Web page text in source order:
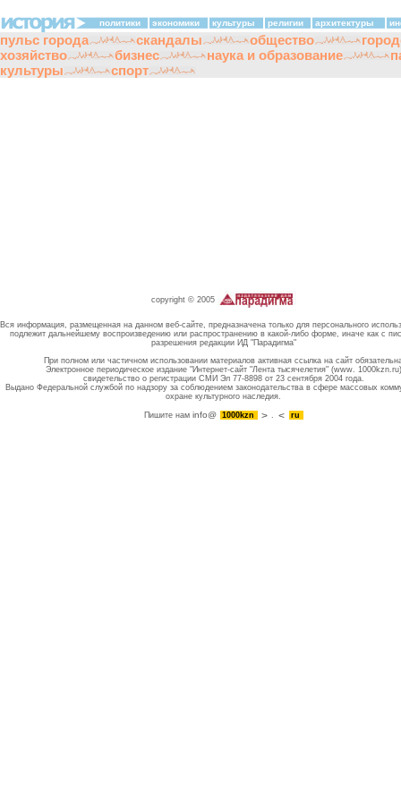
политики экономики культуры религии архитектуры
пульс города скандалы общество
хозяйство
бизнес наука и образование
культуры
спорт
copyright © 2005
Вся информация, размещенная на данном веб-сайте, предназначена только для персонального
подлежит дальнейшему воспроизведению или распространению в какой-либо форме, иначе как с
разрешения редакции ИД "Парадигма"
При полном или частичном использовании материалов активная ссылка на сайт
Электронное периодическое издание "Интернет-сайт "Лента тысячелетия" (www. 1000kzn.ru)
свидетельство о регистрации СМИ Эл 77-8898 от 23 сентября 2004 года.
Выдано Федеральной службой по надзору за соблюдением законодательства в сфере массовых
охране культурного наследия.
Пишите намinfo@ 1000kzn . ru